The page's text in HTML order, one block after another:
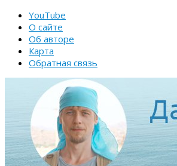
YouTube
О сайте
Об авторе
Карта
Обратная связь